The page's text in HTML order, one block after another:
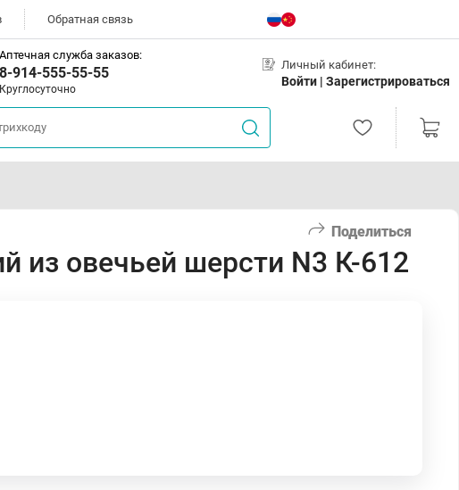
Обратная связь
Аптечная служба заказов:
8-914-555-55-55
Круглосуточно
Личный кабинет:
Войти | Зарегистрироваться
Поделиться
из овечьей шерсти N3 К-612